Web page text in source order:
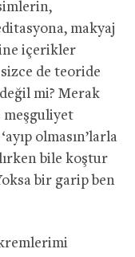
makyaj
içerikler
de teoride
mi? Merak
meşguliyet
olmasın’larla
bile koştur
bir garip ben